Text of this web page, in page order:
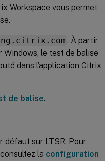
Workspace vous permet
. À partir
Windows, le test de balise
dans l’application Citrix
de balise.
défaut sur LTSR. Pour
la configuration